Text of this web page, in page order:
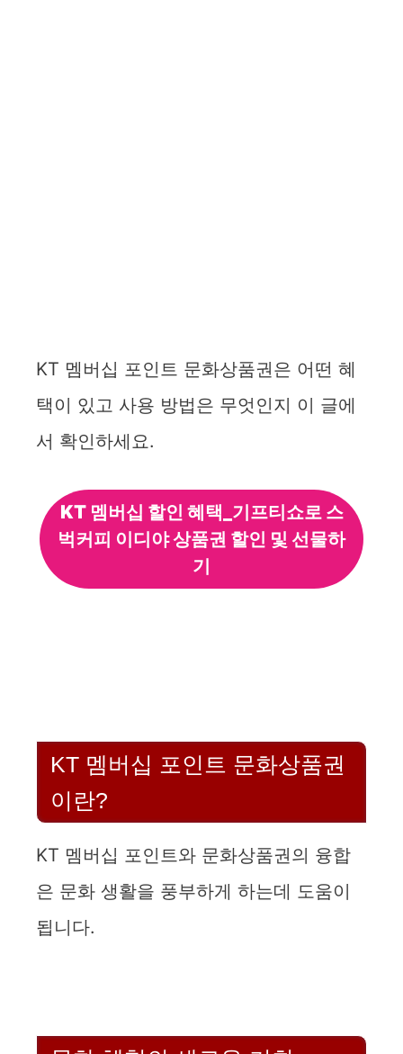
KT 멤버십 포인트 문화상품권은 어떤 혜
택이 있고 사용 방법은 무엇인지 이 글에
서 확인하세요.
KT 멤버십 할인 혜택_기프티쇼로 스
벅커피 이디야 상품권 할인 및 선물하
기
KT 멤버십 포인트 문화상품권
이란?
KT 멤버십 포인트와 문화상품권의 융합
은 문화 생활을 풍부하게 하는데 도움이
됩니다.